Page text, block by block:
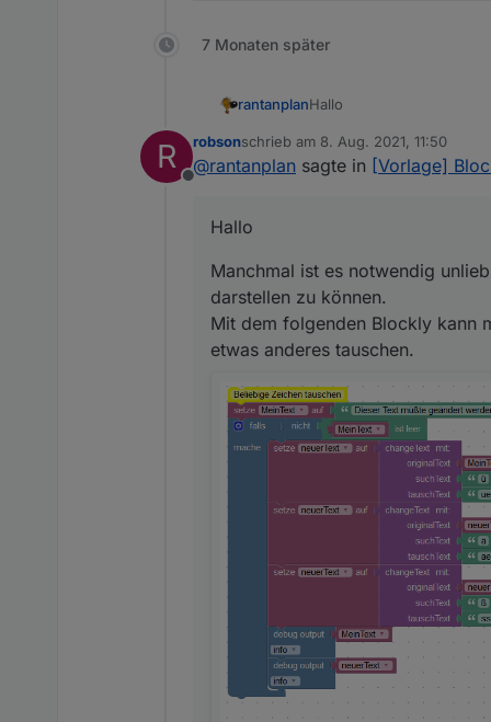
7 Monaten später
rantanplanHallo
Manchmal ist es
zu können.
Hier der geänderte Export:
Spoiler
R
Offline
robsonschrieb am 8. Aug. 2021, 11:50
zuletzt editiert von
@rantanplan sagte in [Vorlage]
Hallo
Manchmal ist es notwendig
darstellen zu können.
Mit dem folgenden Blockly kann
etwas anderes tauschen.